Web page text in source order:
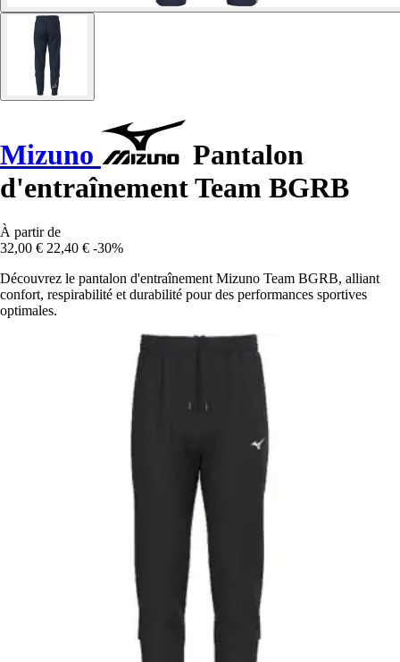
Mizuno
Pantalon
d'entraînement Team BGRB
À partir de
32,00 € 22,40 € -30%
Découvrez le pantalon d'entraînement Mizuno Team BGRB, alliant
confort, respirabilité et durabilité pour des performances sportives
optimales.